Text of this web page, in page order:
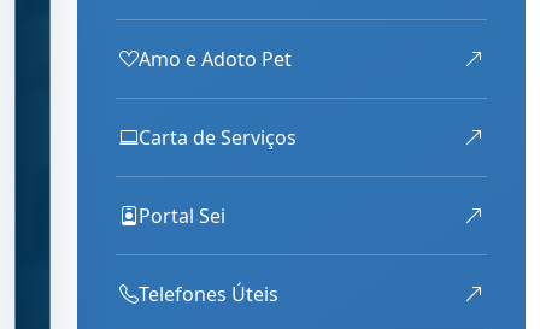
Amo e Adoto Pet
Carta de Serviços
Portal Sei
Telefones Úteis